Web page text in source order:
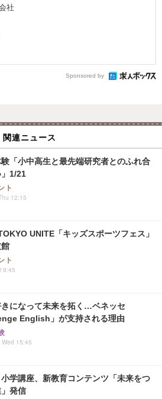
社
Sponsored by
関連ニュース
「小中高生と最先端研究者とのふれ合
1/21
ト
12:15
UNITE「キッズスポーツフェス」
ト
9:45
になって未来を拓く…ベネッセ
English」が支持される理由
15:45
学講座、新教育コンテンツ「未来をつ
」発信